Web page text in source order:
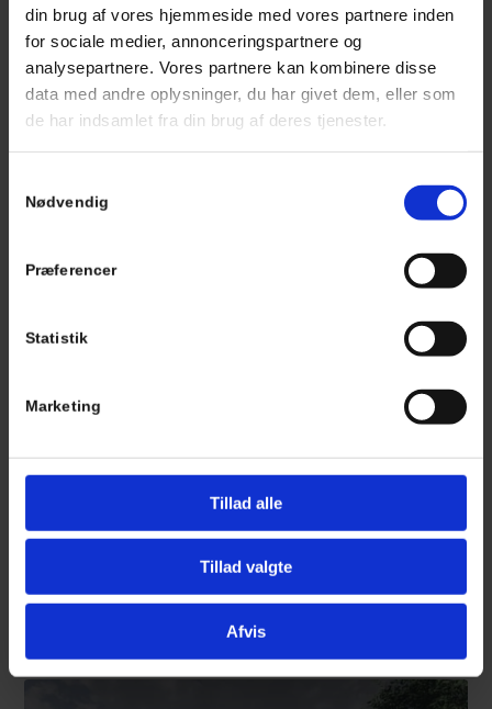
din brug af vores hjemmeside med vores partnere inden
for sociale medier, annonceringspartnere og
analysepartnere. Vores partnere kan kombinere disse
data med andre oplysninger, du har givet dem, eller som
de har indsamlet fra din brug af deres tjenester.
Nødvendig
Præferencer
Statistik
Marketing
Tillad alle
Tillad valgte
Afvis
Den store guide til byggetilladelser: Fra start til slut
Byggetilladelse: Alt du skal vide om regler og
ansøgning i 2026
Læs mere